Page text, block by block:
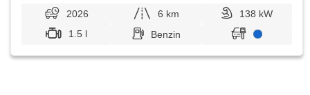
2026 6 km
138 kW
1.5 l
Benzin